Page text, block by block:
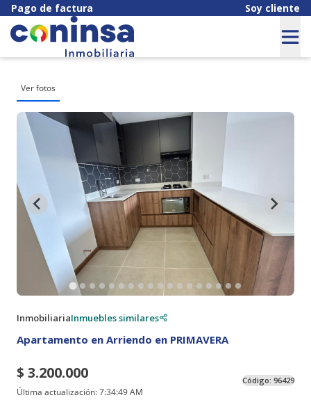
Pago de factura Soy cliente
Ver fotos
InmobiliariaInmuebles similares
Apartamento en Arriendo en PRIMAVERA
$ 3.200.000
Última actualización:7:34:49 AM
Código: 96429